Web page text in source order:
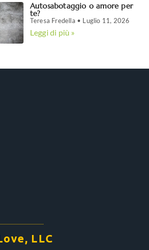
Autosabotaggio o amore per
te?
Teresa Fredella Luglio 11, 2026
Leggi di più »
LLC